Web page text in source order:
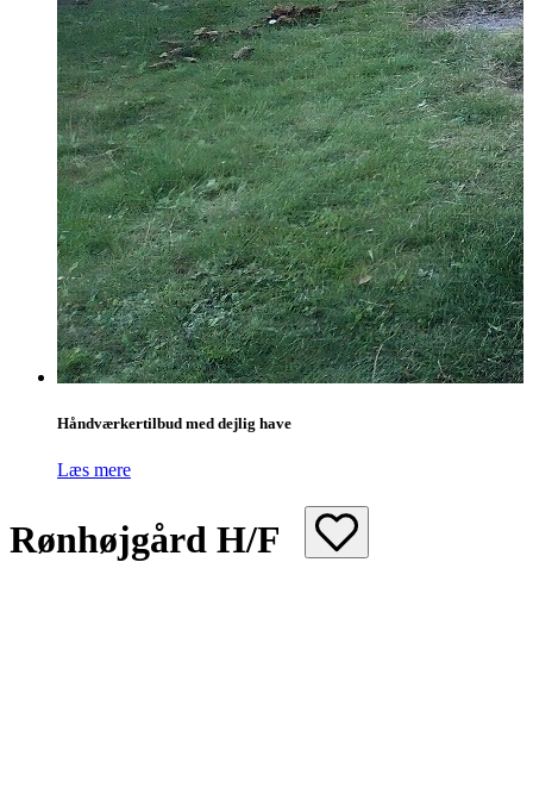
Håndværkertilbud med dejlig have
Læs mere
Rønhøjgård H/F